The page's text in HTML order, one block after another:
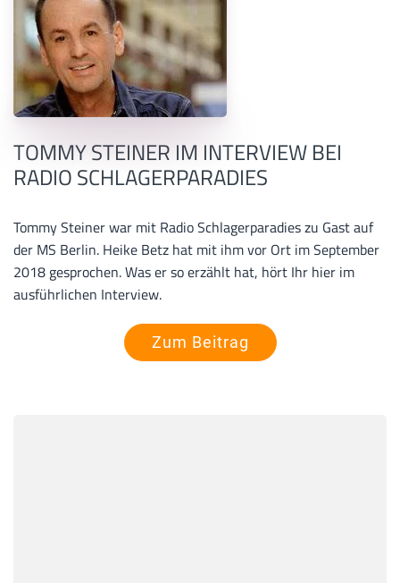
TOMMY STEINER IM INTERVIEW BEI
RADIO SCHLAGERPARADIES
Tommy Steiner war mit Radio Schlagerparadies zu Gast auf
der MS Berlin. Heike Betz hat mit ihm vor Ort im September
2018 gesprochen. Was er so erzählt hat, hört Ihr hier im
ausführlichen Interview.
Zum Beitrag